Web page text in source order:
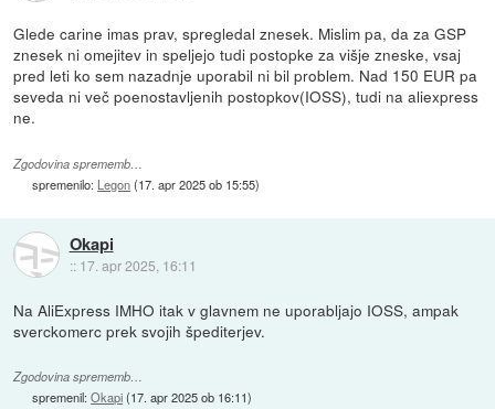
Glede carine imas prav, spregledal znesek. Mislim pa, da za GSP
znesek ni omejitev in speljejo tudi postopke za višje zneske, vsaj
pred leti ko sem nazadnje uporabil ni bil problem. Nad 150 EUR pa
seveda ni več poenostavljenih postopkov(IOSS), tudi na aliexpress
ne.
Zgodovina sprememb…
spremenilo: Legon(17. apr 2025 ob 15:55)
Okapi
:: 17. apr 2025, 16:11
Na AliExpress IMHO itak v glavnem ne uporabljajo IOSS, ampak
sverckomerc prek svojih špediterjev.
Zgodovina sprememb…
spremenil:Okapi(17. apr 2025 ob 16:11)